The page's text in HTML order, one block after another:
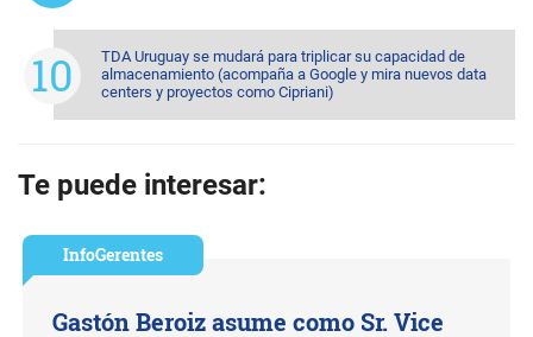
TDA Uruguay se mudará para triplicar su capacidad de
almacenamiento (acompaña a Google y mira nuevos data
centers y proyectos como Cipriani)
Te puede interesar:
InfoGerentes
Gastón Beroiz asume como Sr. Vice